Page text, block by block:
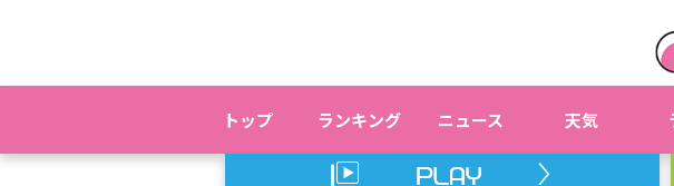
トップ ランキング ニュース 天気